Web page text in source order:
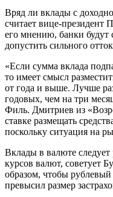
Вряд ли вклады с
считает вице-
его мнению, банки будут
допустить сильного
«Если сумма вклада
то имеет смысл
от года и выше. Лучше
годовых, чем на три
Филь. Дмитриев из
ставке размещать
поскольку ситуация на
Вклады в валюте следует
курсов валют, советует
образом, чтобы
превысил размер